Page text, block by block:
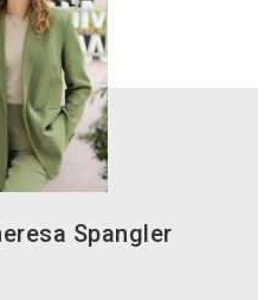
Spangler